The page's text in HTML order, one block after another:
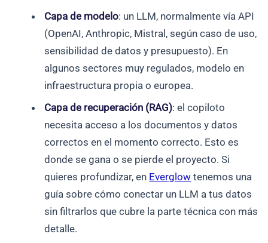
Capa de modelo: un LLM, normalmente vía API
(OpenAI, Anthropic, Mistral, según caso de uso,
sensibilidad de datos y presupuesto). En
algunos sectores muy regulados, modelo en
infraestructura propia o europea.
Capa de recuperación (RAG): el copiloto
necesita acceso a los documentos y datos
correctos en el momento correcto. Esto es
donde se gana o se pierde el proyecto. Si
quieres profundizar, en Everglow tenemos una
guía sobre cómo conectar un LLM a tus datos
sin filtrarlos que cubre la parte técnica con más
detalle.